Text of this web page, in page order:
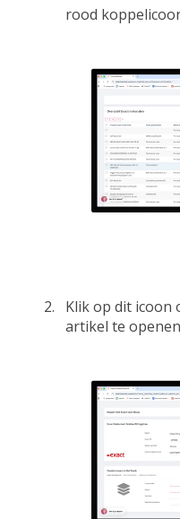
rood
Klik op dit icoon
artikel te